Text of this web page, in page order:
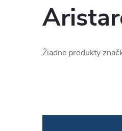
Žiadne produkty